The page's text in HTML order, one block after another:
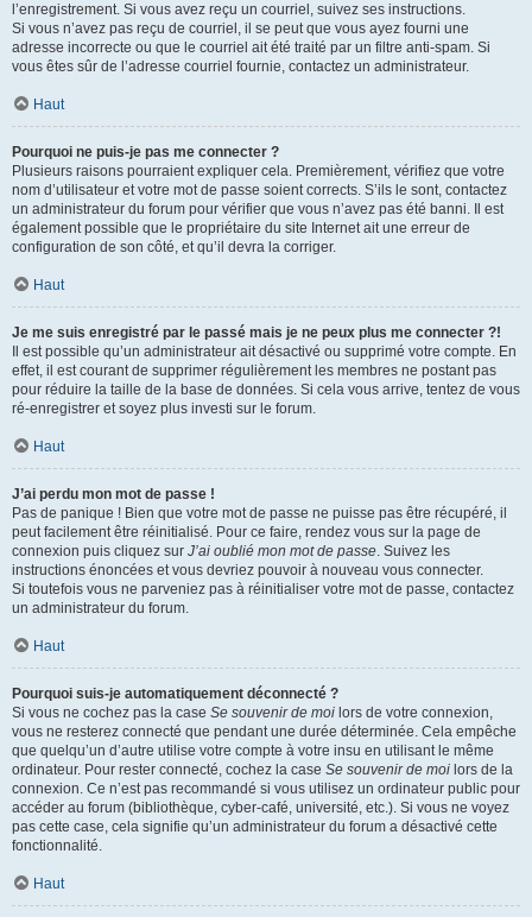
l’enregistrement. Si vous avez reçu un courriel, suivez ses instructions.
Si vous n’avez pas reçu de courriel, il se peut que vous ayez fourni une
adresse incorrecte ou que le courriel ait été traité par un filtre anti-spam. Si
vous êtes sûr de l’adresse courriel fournie, contactez un administrateur.
Haut
Pourquoi ne puis-je pas me connecter ?
Plusieurs raisons pourraient expliquer cela. Premièrement, vérifiez que votre
nom d’utilisateur et votre mot de passe soient corrects. S’ils le sont, contactez
un administrateur du forum pour vérifier que vous n’avez pas été banni. Il est
également possible que le propriétaire du site Internet ait une erreur de
configuration de son côté, et qu’il devra la corriger.
Haut
Je me suis enregistré par le passé mais je ne peux plus me connecter ?!
Il est possible qu’un administrateur ait désactivé ou supprimé votre compte. En
effet, il est courant de supprimer régulièrement les membres ne postant pas
pour réduire la taille de la base de données. Si cela vous arrive, tentez de vous
ré-enregistrer et soyez plus investi sur le forum.
Haut
J’ai perdu mon mot de passe !
Pas de panique ! Bien que votre mot de passe ne puisse pas être récupéré, il
peut facilement être réinitialisé. Pour ce faire, rendez vous sur la page de
connexion puis cliquez sur J’ai oublié mon mot de passe. Suivez les
instructions énoncées et vous devriez pouvoir à nouveau vous connecter.
Si toutefois vous ne parveniez pas à réinitialiser votre mot de passe, contactez
un administrateur du forum.
Haut
Pourquoi suis-je automatiquement déconnecté ?
Si vous ne cochez pas la case Se souvenir de moi lors de votre connexion,
vous ne resterez connecté que pendant une durée déterminée. Cela empêche
que quelqu’un d’autre utilise votre compte à votre insu en utilisant le même
ordinateur. Pour rester connecté, cochez la case Se souvenir de moi lors de la
connexion. Ce n’est pas recommandé si vous utilisez un ordinateur public pour
accéder au forum (bibliothèque, cyber-café, université, etc.). Si vous ne voyez
pas cette case, cela signifie qu’un administrateur du forum a désactivé cette
fonctionnalité.
Haut